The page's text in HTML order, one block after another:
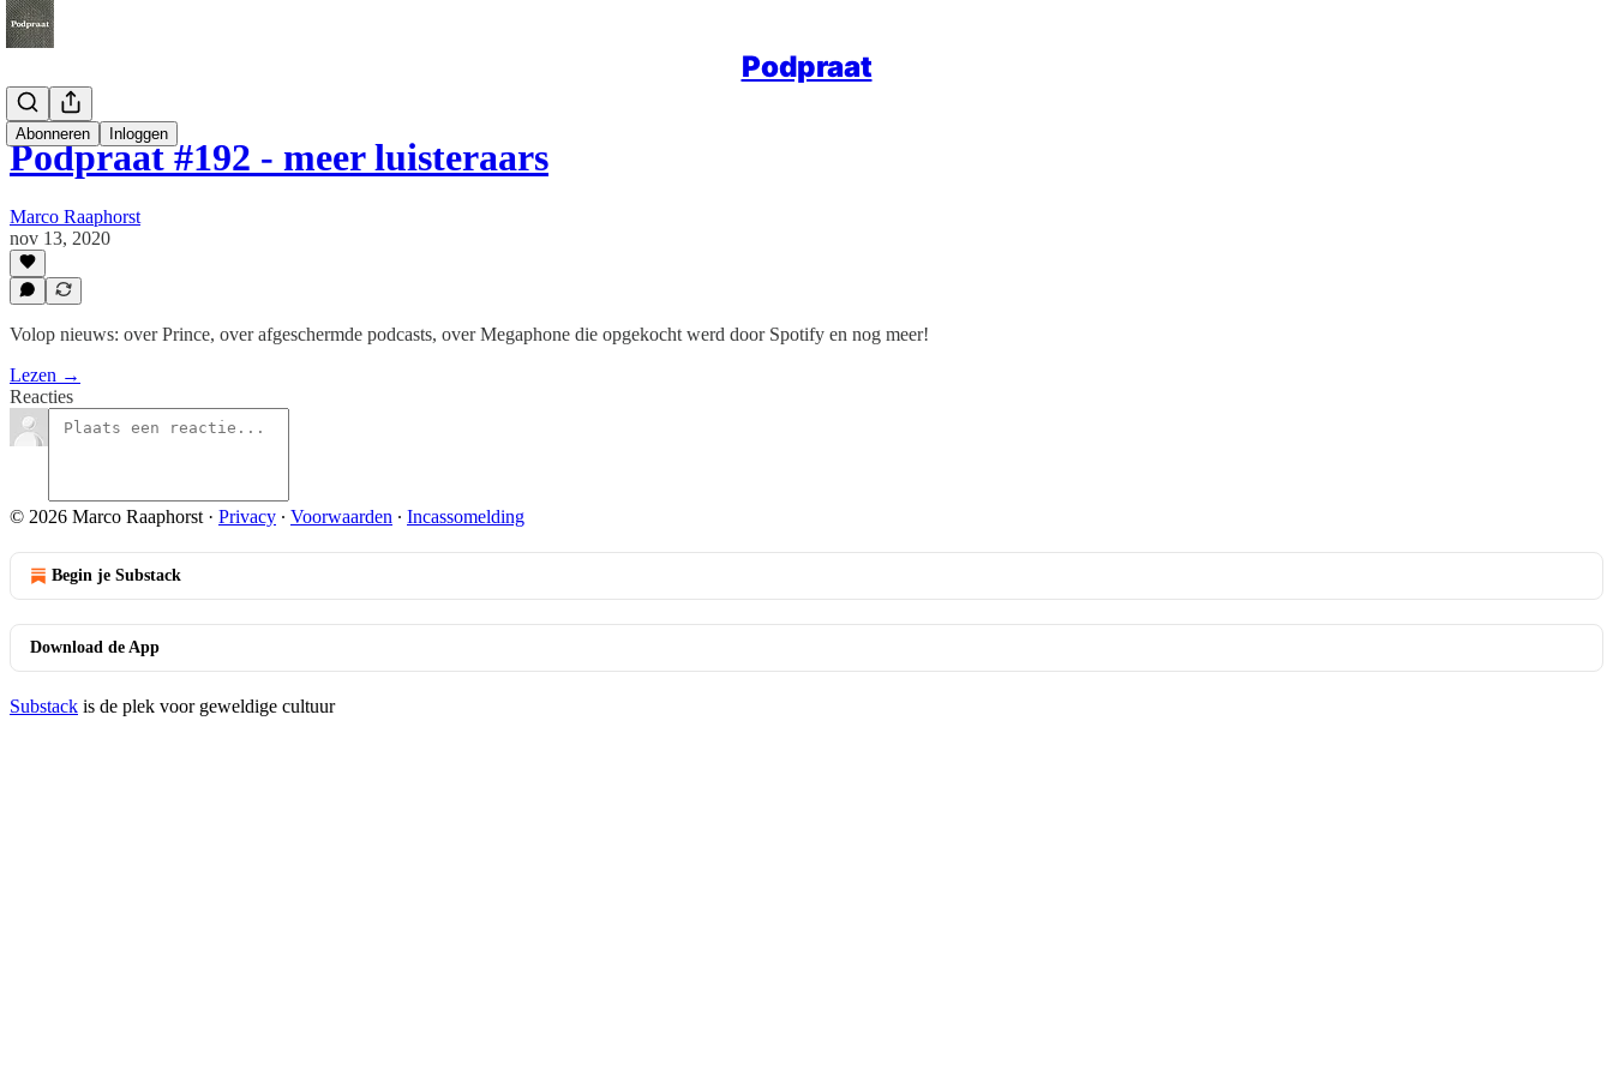
Podpraat
Abonneren Inloggen
Podpraat #192 - meer luisteraars
Marco Raaphorst
nov 13, 2020
Volop nieuws: over Prince, over afgeschermde podcasts, over Megaphone die opgekocht werd door Spotify en nog meer!
Lezen →
Reacties
© 2026 Marco Raaphorst · Privacy ∙ Voorwaarden ∙ Incassomelding
Begin je Substack
Download de App
Substack is de plek voor geweldige cultuur